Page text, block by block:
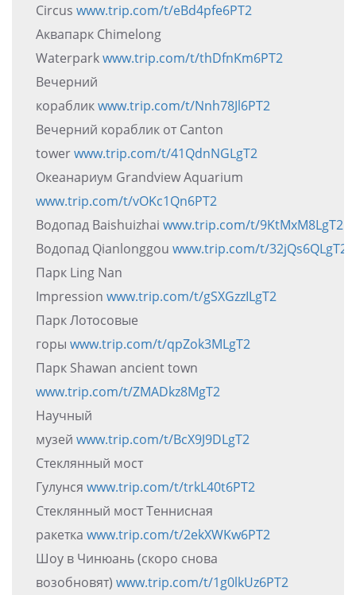
Circus www.trip.com/t/eBd4pfe6PT2
Аквапарк Chimelong
Waterparkwww.trip.com/t/thDfnKm6PT2
Вечерний
корабликwww.trip.com/t/Nnh78Jl6PT2
Вечерний кораблик от Canton
towerwww.trip.com/t/41QdnNGLgT2
Океанариум Grandview Aquarium
www.trip.com/t/vOKc1Qn6PT2
Водопад Baishuizhai www.trip.com/t/9KtMxM8LgT2
Водопад Qianlonggou www.trip.com/t/32jQs6QLgT2
Парк Ling Nan
Impression www.trip.com/t/gSXGzzILgT2
Парк Лотосовые
горы www.trip.com/t/qpZok3MLgT2
Парк Shawan ancient town
www.trip.com/t/ZMADkz8MgT2
Научный
музей www.trip.com/t/BcX9J9DLgT2
Стеклянный мост
Гулунся www.trip.com/t/trkL40t6PT2
Стеклянный мост Теннисная
ракетка www.trip.com/t/2ekXWKw6PT2
Шоу в Чинюань (скоро снова
возобновят) www.trip.com/t/1g0lkUz6PT2